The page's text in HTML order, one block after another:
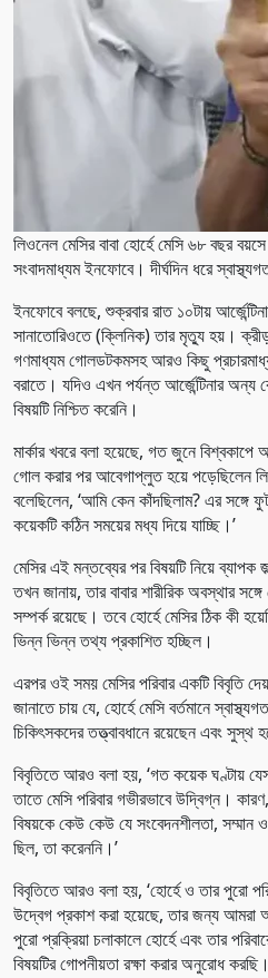
লিওনেল মেসির বাবা হোর্হে মেসি ৬৮ বছর
সংবাদমাধ্যম ইনফোবে। দীর্ঘদিন ধরে
ইনফোবে বলছে, শুক্রবার রাত ১০টায়
সানাতোরিওতে (ক্লিনিক) তার মৃত্যু হয়।
গণমাধ্যম গোলডটকমসহ আরও কিছু
বরাতে। যদিও এখন পর্যন্ত আর্জেন্টিনার অন্য
বিষয়টি নিশ্চিত করেনি।
মার্কার খবরে বলা হয়েছে, গত জুনে বিশ্বকাপে
গোল করার পর আবেগাপ্লুত হয়ে পড়েছিলেন
বলেছিলেন, ‘আমি কেন কাঁদছিলাম? এর সঙ্গে
কয়েকটি কঠিন সময়ের মধ্য দিয়ে যাচ্ছি।’
মেসির এই মন্তব্যের পর বিষয়টি নিয়ে
তখন জানায়, তার বাবার শারীরিক অবস্থার
সম্পর্ক রয়েছে। তবে হোর্হে মেসির ঠিক কী
ভিন্ন ভিন্ন তথ্য প্রকাশিত হচ্ছিল।
এরপর ওই সময় মেসির পরিবার একটি বিবৃতি
জানাতে চায় যে, হোর্হে মেসি বর্তমানে
চিকিৎসকদের তত্ত্বাবধানে রয়েছেন এবং সুস্থ
বিবৃতিতে আরও বলা হয়, ‘গত কয়েক ঘণ্টায়
তাতে মেসি পরিবার গভীরভাবে উদ্বিগ্ন।
বিষয়কে কেউ কেউ যে সংবেদনশীলতা, সম্মান
ছিল, তা করেননি।’
বিবৃতিতে আরও বলা হয়, ‘হোর্হে ও তার পুরো
উদ্বেগ প্রকাশ করা হয়েছে, তার জন্য
পুরো প্রক্রিয়া চলাকালে হোর্হে এবং তার
বিষয়টির গোপনীয়তা রক্ষা করার অনুরোধ